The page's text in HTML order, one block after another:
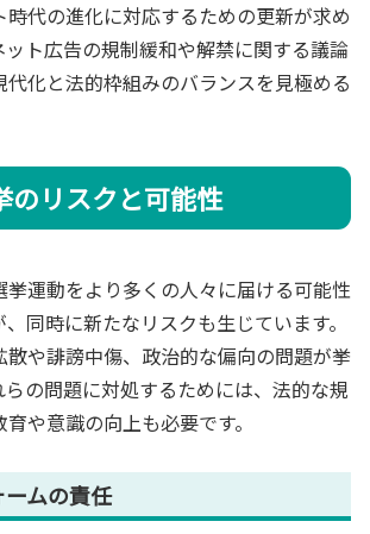
時代の進化に対応するための更新が求め
ット広告の規制緩和や解禁に関する議論
代化と法的枠組みのバランスを見極める
のリスクと可能性
挙運動をより多くの人々に届ける可能性
同時に新たなリスクも生じています。
散や誹謗中傷、政治的な偏向の問題が挙
の問題に対処するためには、法的な規
や意識の向上も必要です。
ムの責任